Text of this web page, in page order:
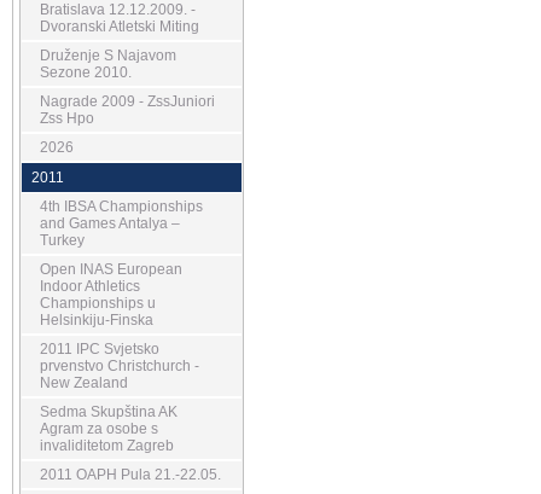
Bratislava 12.12.2009. -
Dvoranski Atletski Miting
Druženje S Najavom
Sezone 2010.
Nagrade 2009 - ZssJuniori
Zss Hpo
2026
2011
4th IBSA Championships
and Games Antalya –
Turkey
Open INAS European
Indoor Athletics
Championships u
Helsinkiju-Finska
2011 IPC Svjetsko
prvenstvo Christchurch -
New Zealand
Sedma Skupština AK
Agram za osobe s
invaliditetom Zagreb
2011 OAPH Pula 21.-22.05.